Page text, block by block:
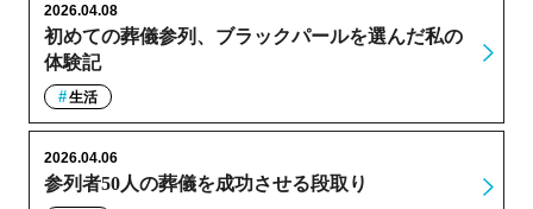
初めての葬儀参列、ブラックパールを選んだ私の
体験記
2026.04.08
生活
参列者50人の葬儀を成功させる段取り
2026.04.06